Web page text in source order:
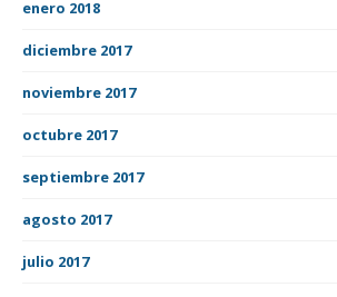
enero 2018
diciembre 2017
noviembre 2017
octubre 2017
septiembre 2017
agosto 2017
julio 2017